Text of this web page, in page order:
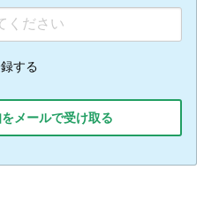
する
メールで受け取る